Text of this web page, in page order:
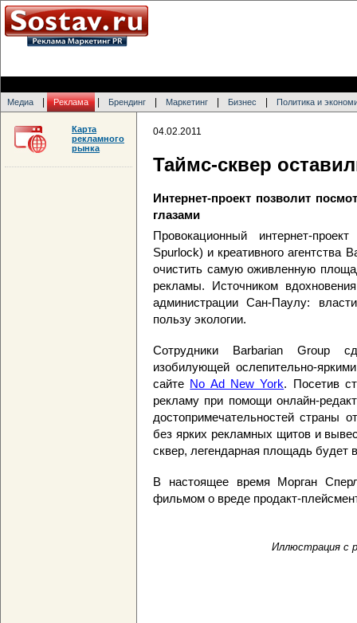
Медиа Реклама Брендинг Маркетинг Бизнес Политика и
04.02.2011
Таймс-сквер
Интернет-проект позволит
глазами
Провокационный интернет-
Spurlock) и креативного агентства
очистить самую оживленную
рекламы. Источником
администрации Сан-Паулу:
пользу экологии.
Сотрудники Barbarian Group
изобилующей ослепительно-
сайте No Ad New York. Посетив
рекламу при помощи онлайн-
достопримечательностей страны
без ярких рекламных щитов и
сквер, легендарная площадь будет
В настоящее время Морган
фильмом о вреде продакт-
Иллюстрация с
Карта
рекламного
рынка